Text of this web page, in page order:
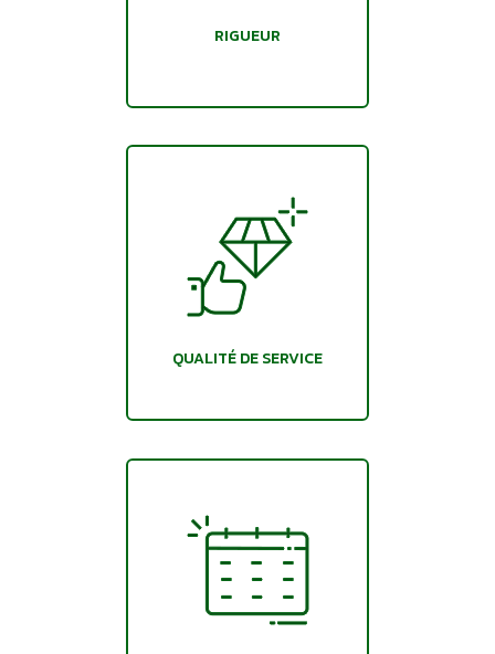
RIGUEUR
QUALITÉ DE SERVICE